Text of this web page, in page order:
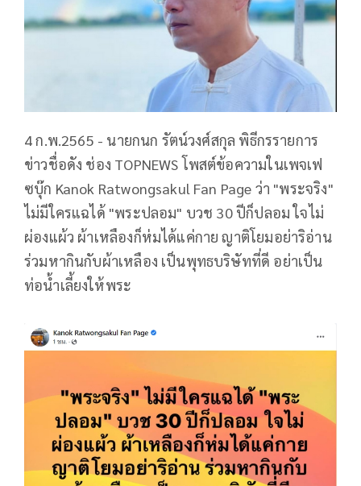
4 ก.พ.2565 - นายกนก รัตน์วงศ์สกุล พิธีกรรายการ
ข่าวชื่อดัง ช่อง TOPNEWS โพสต์ข้อความในเพจเฟ
ซบุ๊ก Kanok Ratwongsakul Fan Page ว่า "พระจริง"
ไม่มีใครแฉได้ "พระปลอม" บวช 30 ปีก็ปลอม ใจไม่
ผ่องแผ้ว ผ้าเหลืองก็ห่มได้แค่กาย ญาติโยมอย่าริอ่าน
ร่วมหากินกับผ้าเหลือง เป็นพุทธบริษัทที่ดี อย่าเป็น
ท่อน้ำเลี้ยงให้พระ